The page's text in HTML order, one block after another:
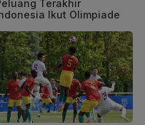
Terakhir
Ikut Olimpiade